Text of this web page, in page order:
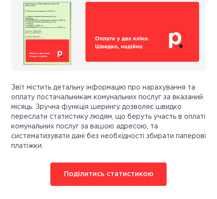
Звіт містить детальну інформацію про нарахування та
оплату постачальникам комунальних послуг за вказаний
місяць. Зручна функція шерингу дозволяє швидко
переслати статистику людям, що беруть участь в оплаті
комунальних послуг за вашою адресою, та
систематизувати дані без необхідності збирати паперові
платіжки.
Поділитись статистикою